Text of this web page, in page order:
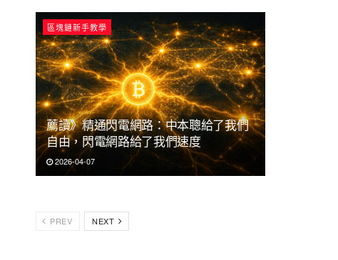
區塊鏈新手教學
薦讀》精通閃電網路：中本聰給了我們
自由，閃電網路給了我們速度
2026-04-07
PREV NEXT